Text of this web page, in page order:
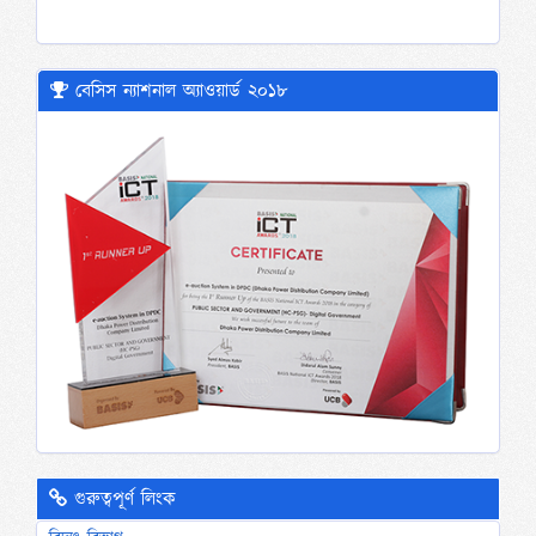
বেসিস ন্যাশনাল অ্যাওয়ার্ড ২০১৮
গুরুত্বপূর্ণ লিংক